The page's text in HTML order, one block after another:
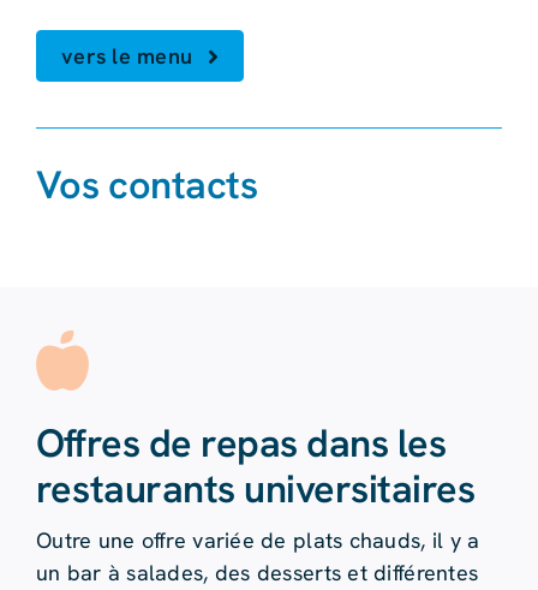
vers le menu
Vos contacts
Offres de repas dans les
restaurants universitaires
Outre une offre variée de plats chauds, il y a
un bar à salades, des desserts et différentes